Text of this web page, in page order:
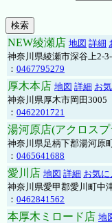
NEW綾瀬店 地図 詳細
神奈川県綾瀬市深谷上2-
： 0467795279
厚木本店 地図 詳細 お
神奈川県厚木市岡田3005
： 0462201721
湯河原店(アクロス
神奈川県足柄下郡湯河原
： 0465641688
愛川店 地図 詳細 お気
神奈川県愛甲郡愛川町中
： 0462841562
本厚木ミロード店 地